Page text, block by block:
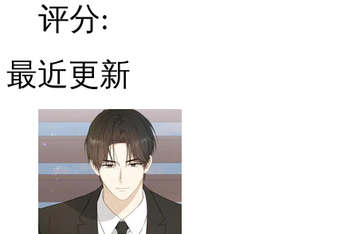
评分:
最近更新